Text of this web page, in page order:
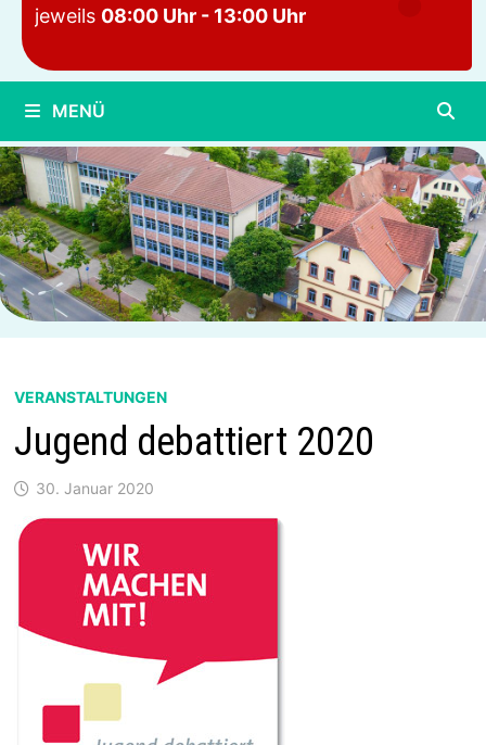
jeweils 08:00 Uhr - 13:00 Uhr
MENÜ
VERANSTALTUNGEN
Jugend debattiert 2020
30. Januar 2020